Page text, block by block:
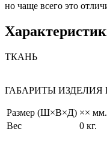
но чаще всего это
ТКАНЬ
ГАБАРИТЫ ИЗДЕЛИЯ
Размер (Ш×В×Д) ×× мм.
Вес
0 кг.